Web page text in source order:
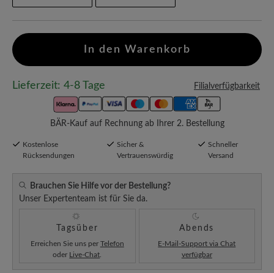
In den Warenkorb
Lieferzeit: 4-8 Tage Filialverfügbarkeit
BÄR-Kauf auf Rechnung ab Ihrer 2. Bestellung
Kostenlose
Rücksendungen
Sicher &
Vertrauenswürdig
Schneller
Versand
Brauchen Sie Hilfe vor der Bestellung?
Unser Expertenteam ist für Sie da.
Tagsüber
Erreichen Sie uns per Telefon
oder Live-Chat
Abends
E-Mail-Support via Chat
verfügbar